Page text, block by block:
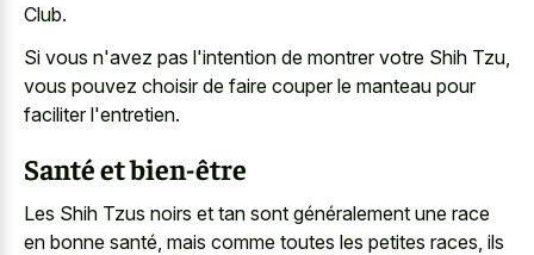
Club.
Si vous n'avez pas l'intention de montrer votre Shih Tzu,
vous pouvez choisir de faire couperle manteau pour
faciliter l'entretien.
Santé et bien-être
Les Shih Tzus noirs et tan sont généralement une race
en bonne santé, mais comme toutes les petites races, ils